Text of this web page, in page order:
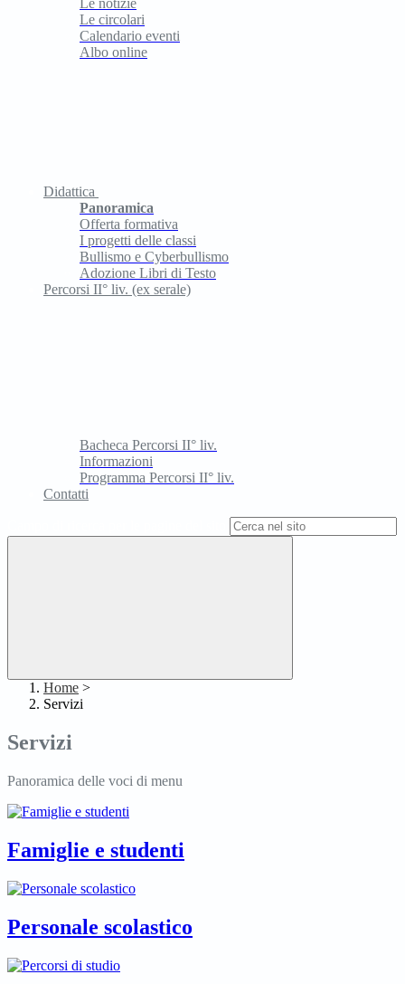
Le notizie
Le circolari
Calendario eventi
Albo online
Didattica
Panoramica
Offerta formativa
I progetti delle classi
Bullismo e Cyberbullismo
Adozione Libri di Testo
Percorsi II° liv. (ex serale)
Bacheca Percorsi II° liv.
Informazioni
Programma Percorsi II° liv.
Contatti
Home >
Servizi
Servizi
Panoramica delle voci di menu
Famiglie e studenti
Personale scolastico